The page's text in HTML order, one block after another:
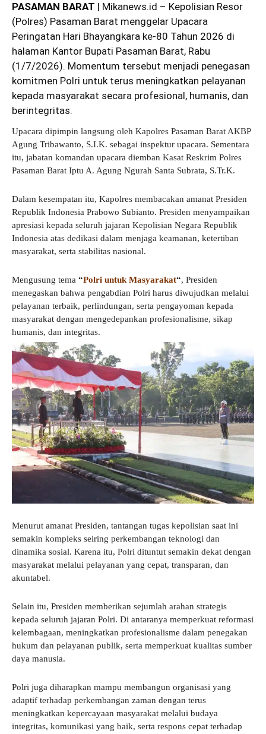
PASAMAN BARAT | Mikanews.id – Kepolisian Resor
(Polres) Pasaman Barat menggelar Upacara
Peringatan Hari Bhayangkara ke-80 Tahun 2026 di
halaman Kantor Bupati Pasaman Barat, Rabu
(1/7/2026). Momentum tersebut menjadi penegasan
komitmen Polri untuk terus meningkatkan pelayanan
kepada masyarakat secara profesional, humanis, dan
berintegritas.
Upacara dipimpin langsung oleh Kapolres Pasaman Barat AKBP
Agung Tribawanto, S.I.K. sebagai inspektur upacara. Sementara
itu, jabatan komandan upacara diemban Kasat Reskrim Polres
Pasaman Barat Iptu A. Agung Ngurah Santa Subrata, S.Tr.K.
Dalam kesempatan itu, Kapolres membacakan amanat Presiden
Republik Indonesia Prabowo Subianto. Presiden menyampaikan
apresiasi kepada seluruh jajaran Kepolisian Negara Republik
Indonesia atas dedikasi dalam menjaga keamanan, ketertiban
masyarakat, serta stabilitas nasional.
Mengusung tema “Polri untuk Masyarakat“, Presiden
menegaskan bahwa pengabdian Polri harus diwujudkan melalui
pelayanan terbaik, perlindungan, serta pengayoman kepada
masyarakat dengan mengedepankan profesionalisme, sikap
humanis, dan integritas.
Menurut amanat Presiden, tantangan tugas kepolisian saat ini
semakin kompleks seiring perkembangan teknologi dan
dinamika sosial. Karena itu, Polri dituntut semakin dekat dengan
masyarakat melalui pelayanan yang cepat, transparan, dan
akuntabel.
Selain itu, Presiden memberikan sejumlah arahan strategis
kepada seluruh jajaran Polri. Di antaranya memperkuat reformasi
kelembagaan, meningkatkan profesionalisme dalam penegakan
hukum dan pelayanan publik, serta memperkuat kualitas sumber
daya manusia.
Polri juga diharapkan mampu membangun organisasi yang
adaptif terhadap perkembangan zaman dengan terus
meningkatkan kepercayaan masyarakat melalui budaya
integritas, komunikasi yang baik, serta respons cepat terhadap